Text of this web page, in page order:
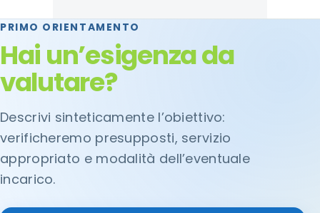
PRIMO ORIENTAMENTO
Hai un’esigenza da
valutare?
Descrivi sinteticamente l’obiettivo:
verificheremo presupposti, servizio
appropriato e modalità dell’eventuale
incarico.